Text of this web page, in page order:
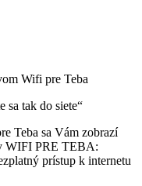
Wifi pre Teba
sa tak do siete“
Teba sa Vám zobrazí
WIFI PRE TEBA:
prístup k internetu